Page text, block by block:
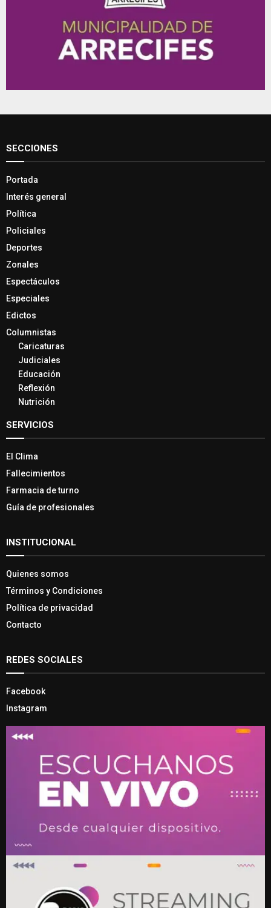
SECCIONES
Portada
Interés general
Política
Policiales
Deportes
Zonales
Espectáculos
Especiales
Edictos
Columnistas
Caricaturas
Judiciales
Educación
Reflexión
Nutrición
SERVICIOS
El Clima
Fallecimientos
Farmacia de turno
Guía de profesionales
INSTITUCIONAL
Quienes somos
Términos y Condiciones
Política de privacidad
Contacto
REDES SOCIALES
Facebook
Instagram